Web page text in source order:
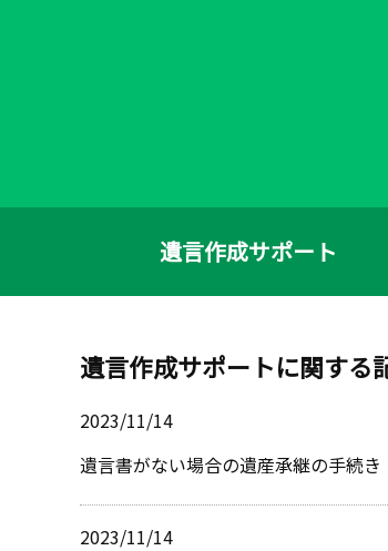
遺言作成サポート
遺言作成サポートに関する
2023/11/14
遺言書がない場合の遺産承継の手続き
2023/11/14